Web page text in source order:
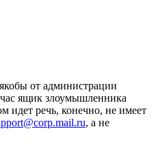
от администрации
ящик злоумышленника
идет речь, конечно, не имеет
, а не